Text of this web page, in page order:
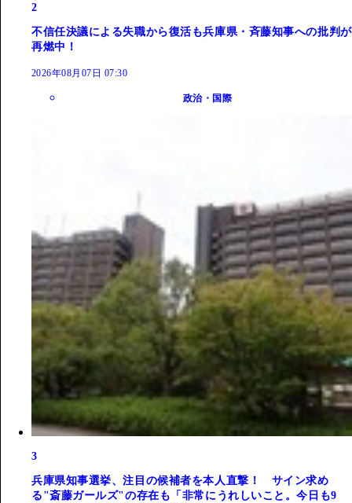
2
不信任決議による失職から復活も兵庫県・斉藤知事への批判が
再燃中！
2026年08月07日 07:30
政治・国際
3
兵庫県知事選挙、注目の候補者を本人直撃！ サイン求め
る"斎藤ガールズ"の存在も「非常にうれしいこと。今日も9